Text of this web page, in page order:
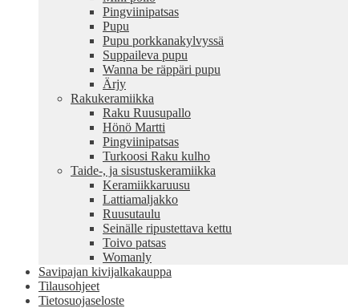
Pingviinipatsas
Pupu
Pupu porkkanakylvyssä
Suppaileva pupu
Wanna be räppäri pupu
Ärjy
Rakukeramiikka
Raku Ruusupallo
Hönö Martti
Pingviinipatsas
Turkoosi Raku kulho
Taide-, ja sisustuskeramiikka
Keramiikkaruusu
Lattiamaljakko
Ruusutaulu
Seinälle ripustettava kettu
Toivo patsas
Womanly
Savipajan kivijalkakauppa
Tilausohjeet
Tietosuojaseloste